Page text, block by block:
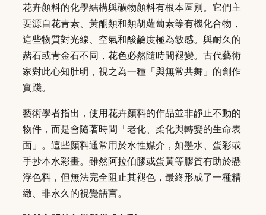
花卉顏料的化學結構與礦物顏料有根本區別。它們主
要源自花青素、黃酮類和類胡蘿蔔素等有機化合物，
這些物質對光線、空氣和酸鹼度極為敏感。與耐久的
赭石或青金石不同，花色必然隨時間褪變。古代藝術
家對此心知肚明，視之為一種「與無常共舞」的創作
實踐。
藝術學者指出，使用花卉顏料的作品並非靜止不動的
物件，而是會隨著時間「老化、柔化與轉變的生命表
面」。這些顏料通常用於水性媒介，如墨水、蛋彩或
手抄本水彩畫。雖然阿拉伯膠或蛋黃等膠質有助於懸
浮色料，但無法完全阻止其褪色，最終形成了一種精
緻、非永久的視覺語言。